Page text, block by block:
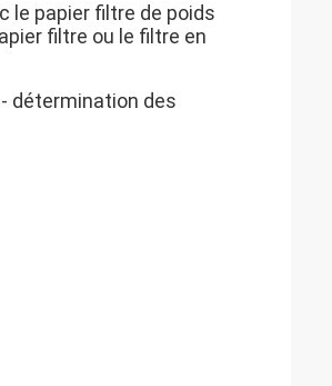
le papier filtre de poids
filtre ou le filtre en
détermination des